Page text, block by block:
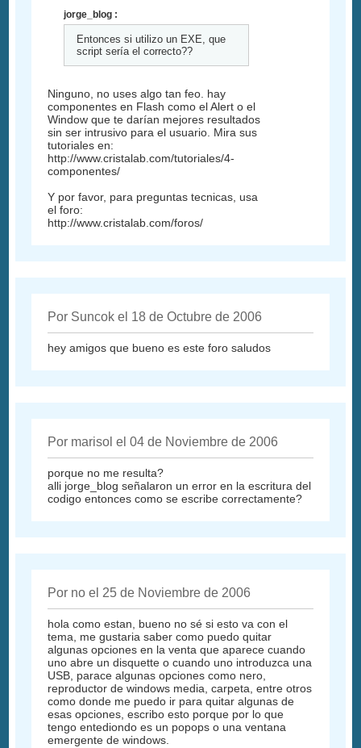
jorge_blog :
Entonces si utilizo un EXE, que
script sería el correcto??
Ninguno, no uses algo tan feo. hay
componentes en Flash como el Alert o el
Window que te darían mejores resultados
sin ser intrusivo para el usuario. Mira sus
tutoriales en:
http://www.cristalab.com/tutoriales/4-
componentes/
Y por favor, para preguntas tecnicas, usa
el foro:
http://www.cristalab.com/foros/
Por Suncok el 18 de Octubre de 2006
hey amigos que bueno es este foro saludos
Por marisol el 04 de Noviembre de 2006
porque no me resulta?
alli jorge_blog señalaron un error en la escritura del
codigo entonces como se escribe correctamente?
Por no el 25 de Noviembre de 2006
hola como estan, bueno no sé si esto va con el
tema, me gustaria saber como puedo quitar
algunas opciones en la venta que aparece cuando
uno abre un disquette o cuando uno introduzca una
USB, parace algunas opciones como nero,
reproductor de windows media, carpeta, entre otros
como donde me puedo ir para quitar algunas de
esas opciones, escribo esto porque por lo que
tengo entediondo es un popops o una ventana
emergente de windows.